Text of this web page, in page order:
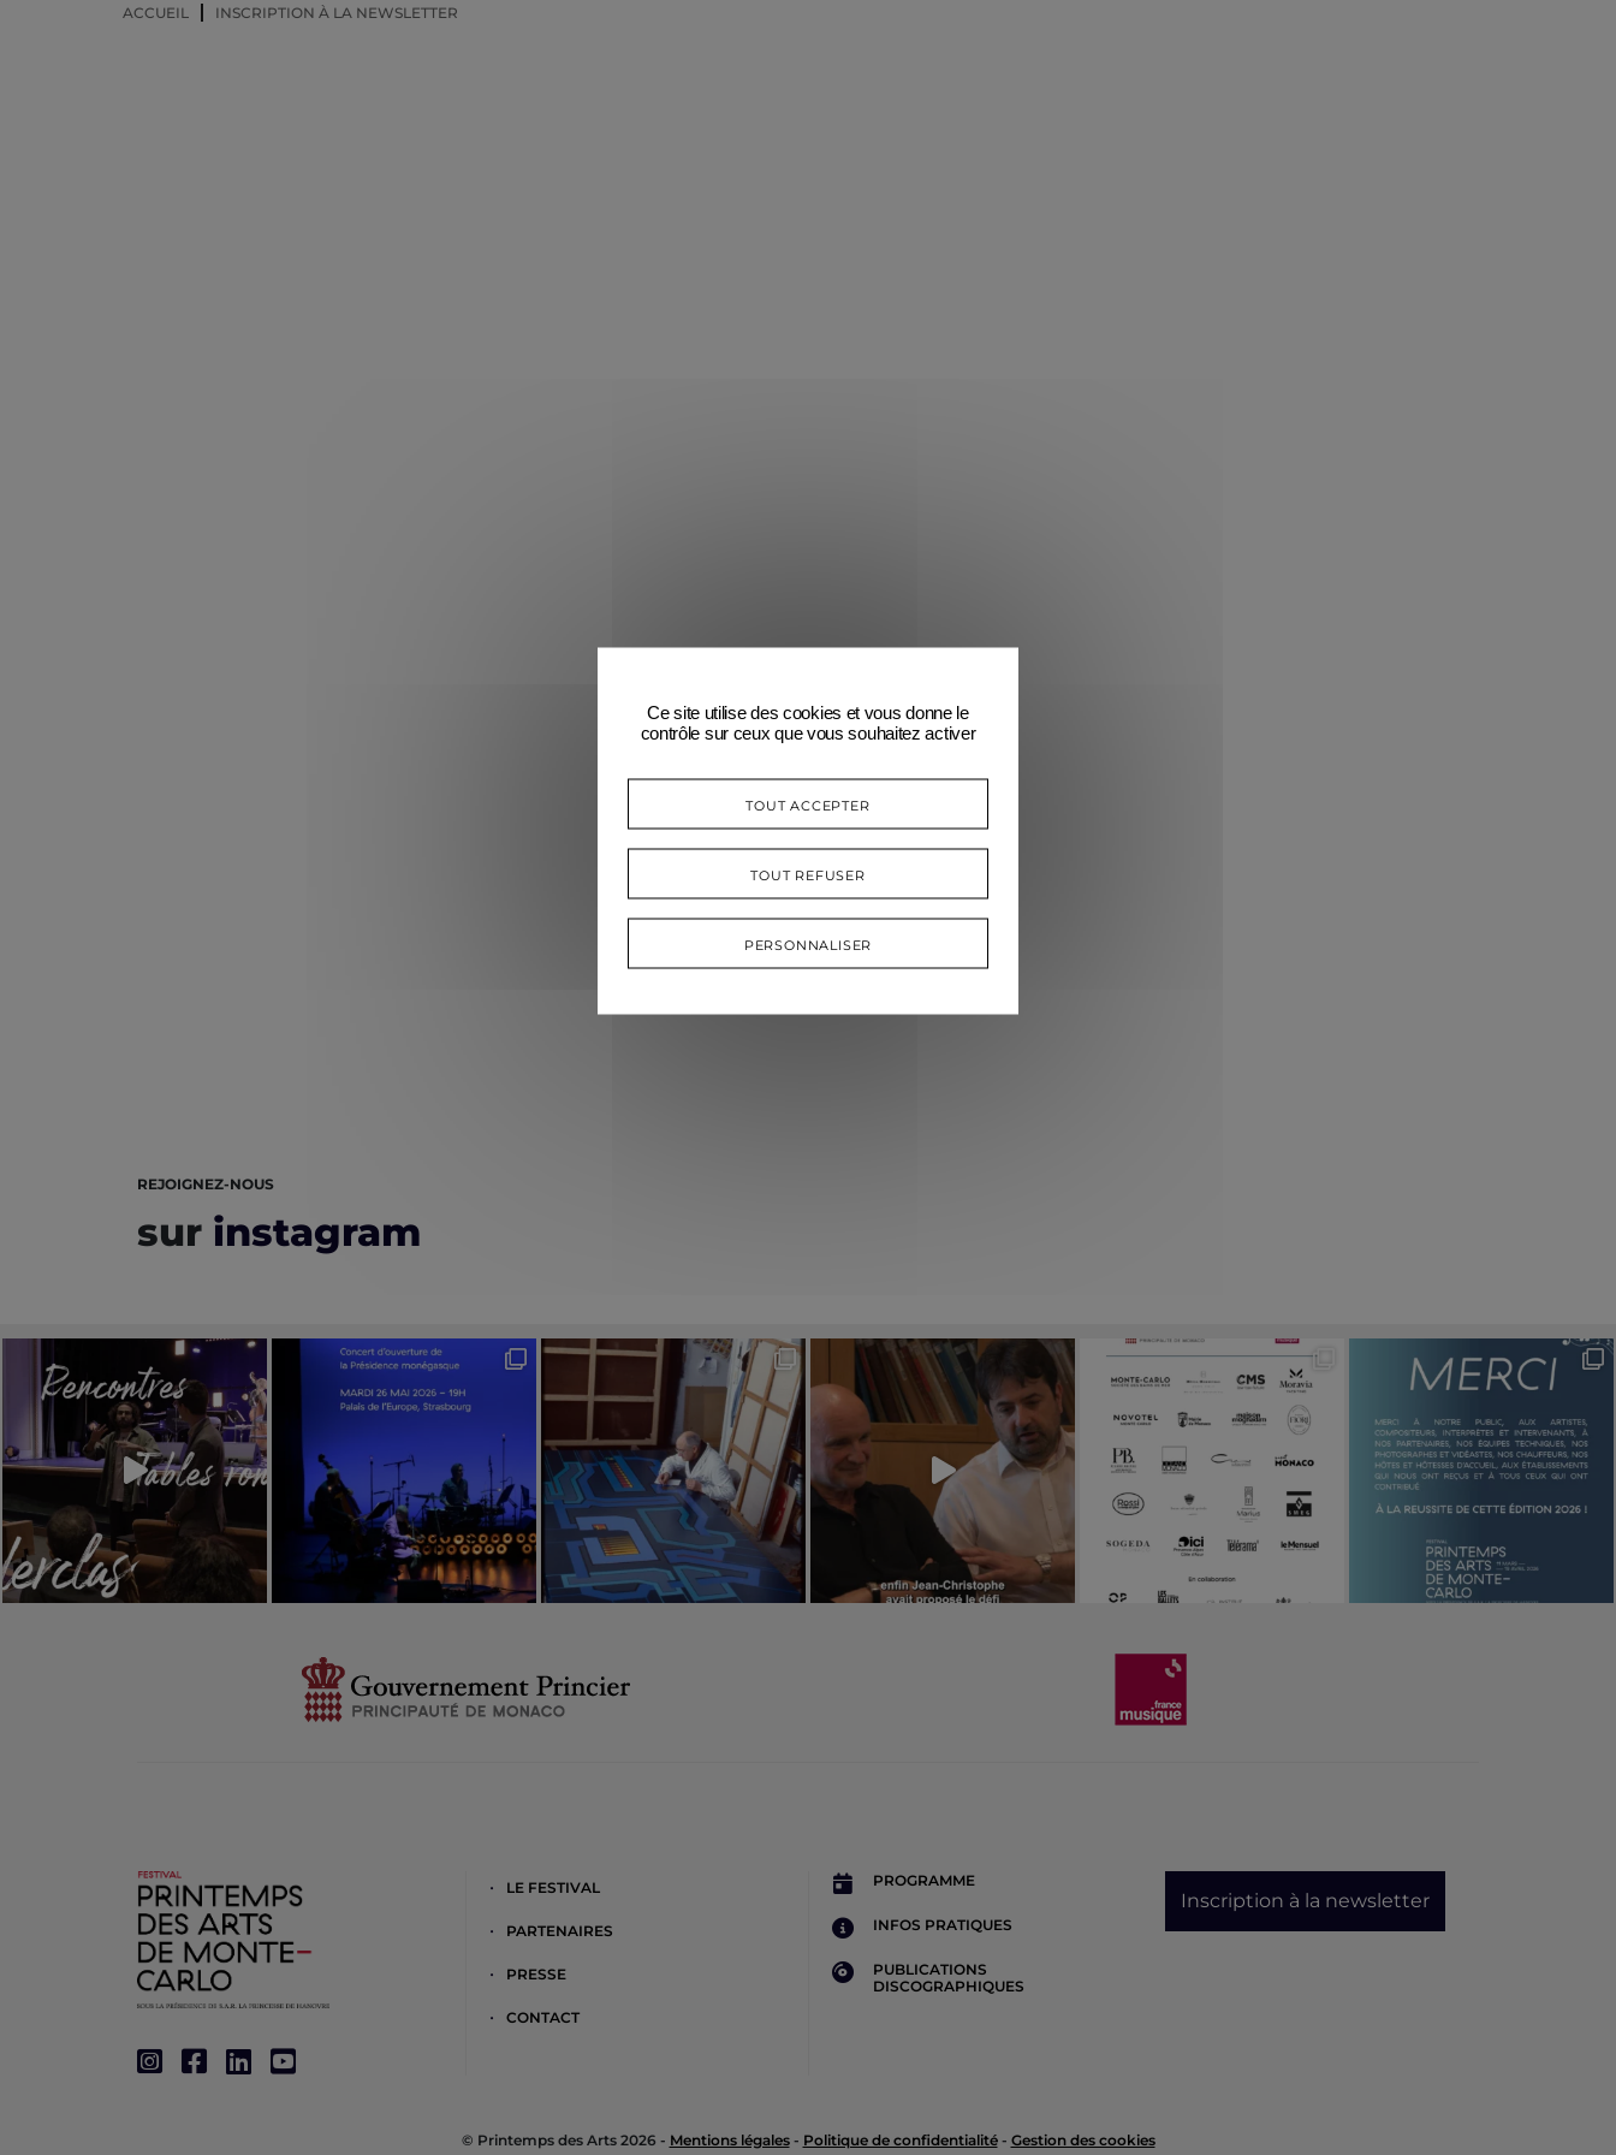
ACCUEIL INSCRIPTION À LA NEWSLETTER
REJOIGNEZ-NOUS
sur instagram
LE FESTIVAL
PARTENAIRES
PRESSE
CONTACT
PROGRAMME
INFOS PRATIQUES
PUBLICATIONS
DISCOGRAPHIQUES
Inscription à la newsletter
© Printemps des Arts 2026 - Mentions légales- Politique de confidentialité- Gestion des cookies
Ce site utilise des cookies et vous donne le
contrôle sur ceux que vous souhaitez activer
TOUT ACCEPTER
TOUT REFUSER
PERSONNALISER